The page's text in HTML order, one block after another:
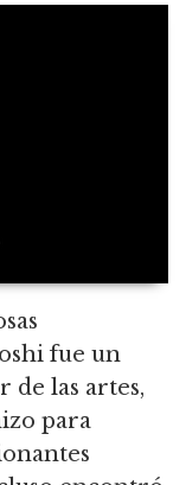
fue un
las artes,
para